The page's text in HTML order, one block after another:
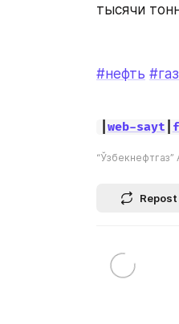
тысячи
#нефть #газ
web-sayt
Repost